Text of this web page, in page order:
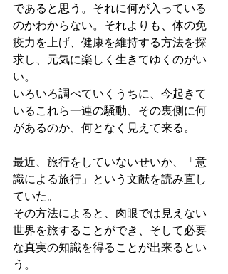
であると思う。それに何が入っている
のかわからない。それよりも、体の免
疫力を上げ、健康を維持する方法を探
求し、元気に楽しく生きてゆくのがい
い。
いろいろ調べていくうちに、今起きて
いるこれら一連の騒動、その裏側に何
があるのか、何となく見えて来る。
最近、旅行をしていないせいか、「意
識による旅行」という文献を読み直し
ていた。
その方法によると、肉眼では見えない
世界を旅することができ、そして必要
な真実の知識を得ることが出来るとい
う。